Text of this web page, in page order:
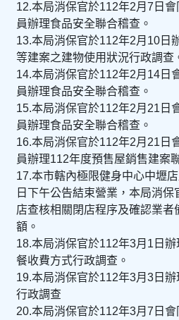
12.本局消保官於112年2月7日
員辦理食品安全聯合稽查。
13.本局消保官於112年2月10日
等建案之建物使用狀況行政調查
14.本局消保官於112年2月14日
員辦理食品安全聯合稽查。
15.本局消保官於112年2月21日
員辦理食品安全聯合稽查。
16.本局消保官於112年2月21日
員辦理112年度預售屋銷售建案
17.本市轄內極限健身中心中壢
日下午公告結束營業，本局消
店查核相關閉店程序及確認業者
額。
18.本局消保官於112年3月1日
餐收費方式行政調查。
19.本局消保官於112年3月3日
行政調查
20.本局消保官於112年3月7日